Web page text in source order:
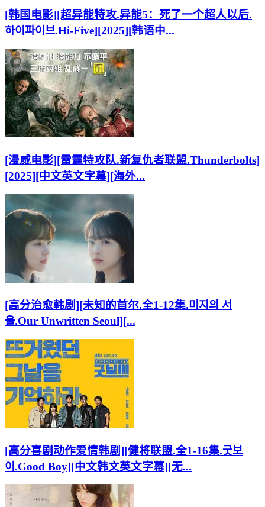
[韩国电影][超异能特攻.异能5：死了一个超人以后.
하이파이브.Hi-Five][2025][韩语中...
[漫威电影][雷霆特攻队.新复仇者联盟.Thunderbolts]
[2025][中文英文字幕][海外...
[高分治愈韩剧][未知的首尔.全1-12集.미지의 서
울.Our Unwritten Seoul][...
[高分喜剧动作爱情韩剧][健将联盟.全1-16集.굿보
이.Good Boy][中文韩文英文字幕][无...